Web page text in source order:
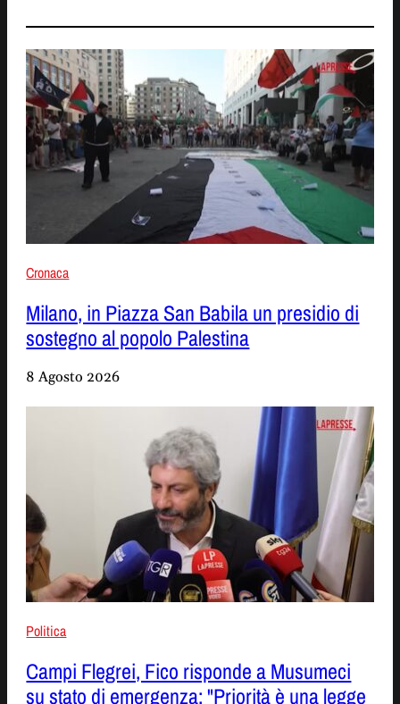
Cronaca
Milano, in Piazza San Babila un presidio di
sostegno al popolo Palestina
8 Agosto 2026
Politica
Campi Flegrei, Fico risponde a Musumeci
su stato di emergenza: "Priorità è una legge